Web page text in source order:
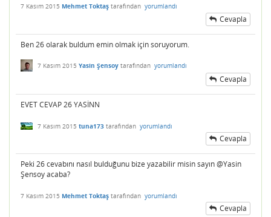
7 Kasım 2015 Mehmet Toktaş tarafından yorumlandı
Cevapla
Ben 26 olarak buldum emin olmak için soruyorum.
7 Kasım 2015 Yasin Şensoy tarafından yorumlandı
Cevapla
EVET CEVAP 26 YASİNN
7 Kasım 2015 tuna173 tarafından yorumlandı
Cevapla
Peki 26 cevabını nasıl bulduğunu bize yazabilir misin sayın @Yasin
Şensoy acaba?
7 Kasım 2015 Mehmet Toktaş tarafından yorumlandı
Cevapla